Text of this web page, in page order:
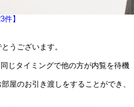
】
うございます。
じタイミングで他の方が内覧を待機
屋のお引き渡しをすることができ、